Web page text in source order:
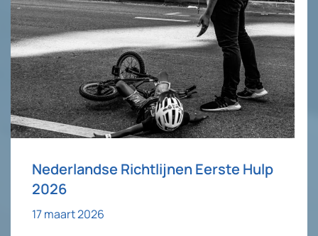
Nederlandse Richtlijnen Eerste Hulp
2026
17 maart 2026